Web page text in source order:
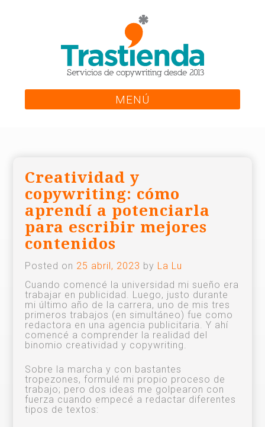
MENÚ
Creatividad y
copywriting: cómo
aprendí a potenciarla
para escribir mejores
contenidos
Posted on 25 abril, 2023 by La Lu
Cuando comencé la universidad mi sueño era
trabajar en publicidad. Luego, justo durante
mi último año de la carrera, uno de mis tres
primeros trabajos (en simultáneo) fue como
redactora en una agencia publicitaria. Y ahí
comencé a comprender la realidad del
binomio creatividad y copywriting.
Sobre la marcha y con bastantes
tropezones, formulé mi propio proceso de
trabajo; pero dos ideas me golpearon con
fuerza cuando empecé a redactar diferentes
tipos de textos: